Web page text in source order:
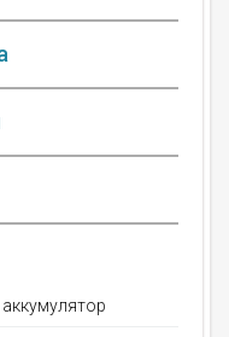
аккумулятор